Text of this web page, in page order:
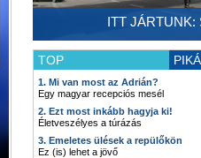
ITT JÁRTUNK:
TOP
1. Mi van most az Adrián?
Egy magyar recepciós mesél
2. Ezt most inkább hagyja ki!
Életveszélyes a túrázás
3. Emeletes ülések a repülőkön
Ez (is) lehet a jövő